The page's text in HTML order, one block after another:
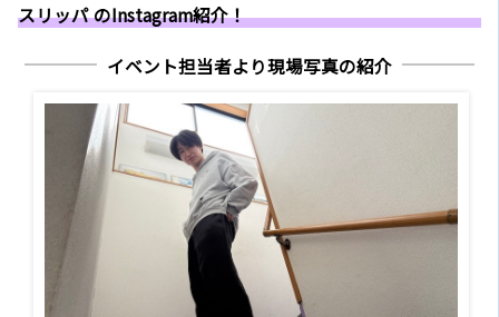
スリッパ のInstagram紹介！
イベント担当者より現場写真の紹介